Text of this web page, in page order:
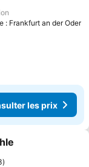
favoris
: Frankfurt an der Oder
les prix
favoris